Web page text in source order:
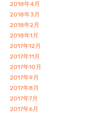
2018年4月
2018年3月
2018年2月
2018年1月
2017年12月
2017年11月
2017年10月
2017年9月
2017年8月
2017年7月
2017年6月